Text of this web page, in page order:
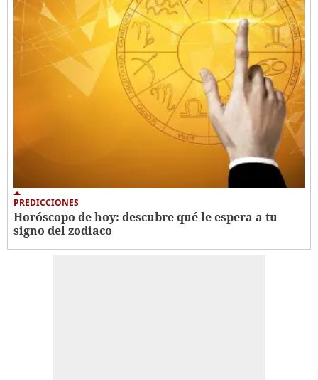
PREDICCIONES
Horóscopo de hoy: descubre qué le espera a tu
signo del zodiaco